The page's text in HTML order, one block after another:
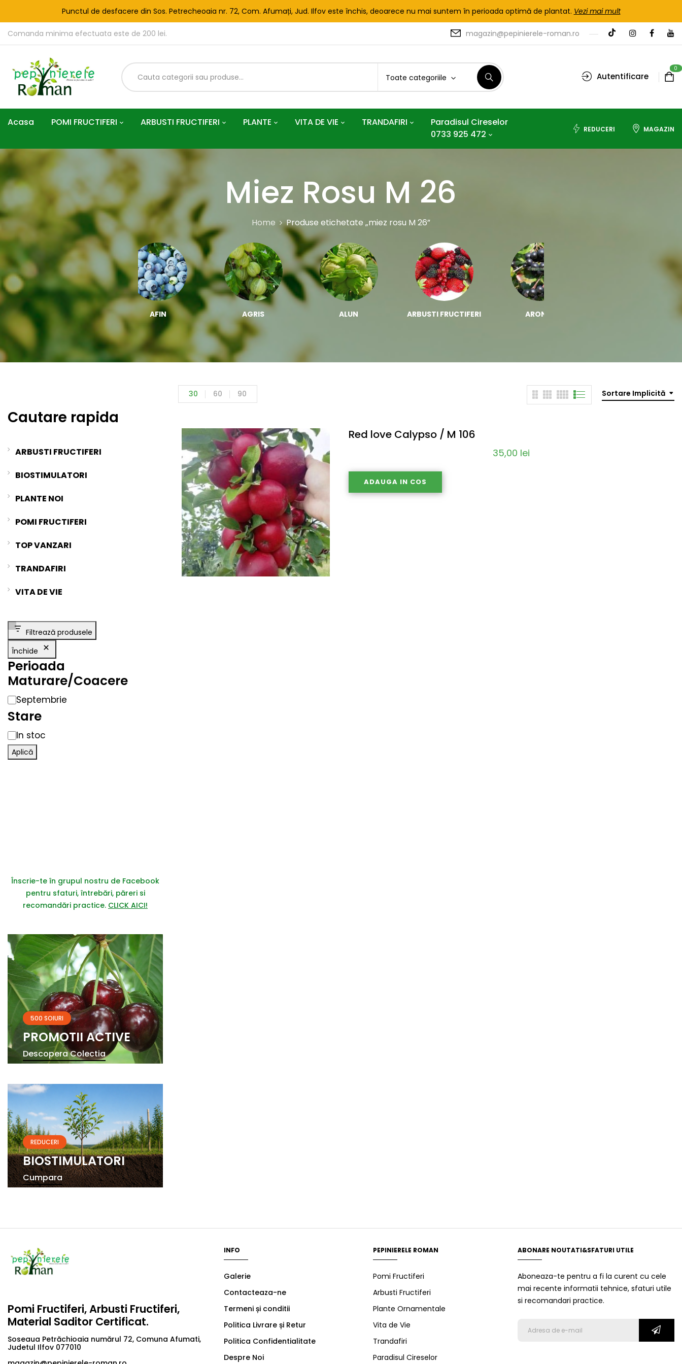
Punctul de desfacere din Sos. Petrecheoaia nr. 72, Com. Afumați, Jud. Ilfov este închis, deoarece nu mai suntem în perioada optimă de plantat. Vezi mai mult
Comanda minima efectuata este de 200 lei. magazin@pepinierele-roman.ro
Toate categoriile Autentificare
0
Acasa POMI FRUCTIFERI ARBUSTI FRUCTIFERI PLANTE VITA DE VIE TRANDAFIRI
Paradisul Cireselor
0733 925 472
REDUCERI MAGAZIN
Miez Rosu M 26
Home Produse etichetate „miez rosu M 26”
ZMEUR AFIN AGRIS ALUN ARBUSTI FRUCTIFERI ARONIA
Cautare rapida
ARBUSTI FRUCTIFERI
BIOSTIMULATORI
PLANTE NOI
POMI FRUCTIFERI
TOP VANZARI
TRANDAFIRI
VITA DE VIE
Filtrează produsele
Închide
Perioada
Maturare/Coacere
Septembrie
Stare
In stoc
Aplică
Înscrie-te în grupul nostru de Facebook
pentru sfaturi, întrebări, păreri si
recomandări practice. CLICK AICI!
500 SOIURI
PROMOTII ACTIVE
Descopera Colectia
REDUCERI
BIOSTIMULATORI
Cumpara
Sortare Implicită
30 60 90
Red love Calypso / M 106
35,00 lei
ADAUGA IN COS
Pomi Fructiferi, Arbusti Fructiferi,
Material Saditor Certificat.
Soseaua Petrăchioaia numărul 72, Comuna Afumati,
Judetul Ilfov 077010
INFO
Galerie
Contacteaza-ne
Termeni și conditii
Politica Livrare și Retur
Politica Confidentialitate
Despre Noi
PEPINIERELE ROMAN
Pomi Fructiferi
Arbusti Fructiferi
Plante Ornamentale
Vita de Vie
Trandafiri
Paradisul Cireselor
ABONARE NOUTATI&SFATURI UTILE
Aboneaza-te pentru a fi la curent cu cele
mai recente informatii tehnice, sfaturi utile
si recomandari practice.